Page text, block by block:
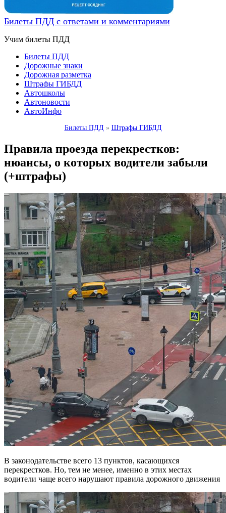
Билеты ПДД с ответами и комментариями
Учим билеты ПДД
Билеты ПДД
Дорожные знаки
Дорожная разметка
Штрафы ГИБДД
Автошколы
Автоновости
АвтоИнфо
Билеты ПДД » Штрафы ГИБДД
Правила проезда перекрестков:
нюансы, о которых водители забыли
(+штрафы)
В законодательстве всего 13 пунктов, касающихся
перекрестков. Но, тем не менее, именно в этих местах
водители чаще всего нарушают правила дорожного движения